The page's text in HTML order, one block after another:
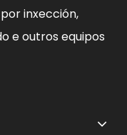
inxección,
e outros equipos